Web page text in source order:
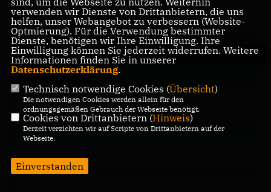
WIR FREUEN UNS ÜBER IHRE FRAGEN, ANREGUNGEN UND
KOMMENTARE.
verwenden wir Dienste von Drittanbietern, die uns
helfen, unser Webangebot zu verbessern (Website-
Optmierung). Für die Verwendung bestimmter
Dienste, benötigen wir Ihre Einwilligung. Ihre
Einwilligung können Sie jederzeit widerrufen. Weitere
Informationen finden Sie in unserer
Datenschutzerklärung.
Technisch notwendige Cookies (Übersicht)
Die notwendigen Cookies werden allein für den
ordnungsgemäßen Gebrauch der Webseite benötigt.
Cookies von Drittanbietern (Hinweis)
Derzeit verzichten wir auf Scripte von Drittanbietern auf der
Webseite.
Einverstanden